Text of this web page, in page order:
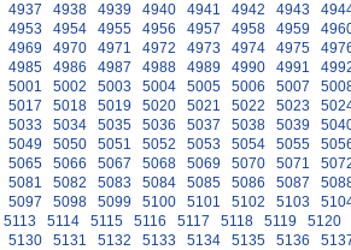
4937 4938 4939 4940 4941 4942 4943
4953 4954 4955 4956 4957 4958 4959
4969 4970 4971 4972 4973 4974 4975
4985 4986 4987 4988 4989 4990 4991
5001 5002 5003 5004 5005 5006 5007
5017 5018 5019 5020 5021 5022 5023
5033 5034 5035 5036 5037 5038 5039
5049 5050 5051 5052 5053 5054 5055
5065 5066 5067 5068 5069 5070 5071
5081 5082 5083 5084 5085 5086 5087
5097 5098 5099 5100 5101 5102 5103
5113 5114 5115 5116 5117 5118 5119
5120
5130 5131 5132 5133 5134 5135 5136